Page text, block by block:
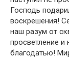
Господь
воскрешения!
наш разум от
просветление и
благодатью!